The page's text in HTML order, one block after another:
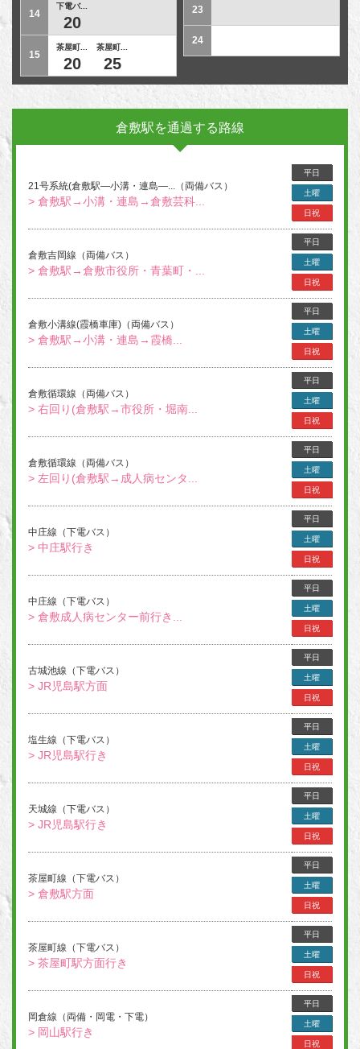
14
下電バ...
20
15
茶屋町...
20
茶屋町...
25
23
24
倉敷駅を通過する路線
21号系統(倉敷駅―小溝・連島―...（両備バス）
> 倉敷駅→小溝・連島→倉敷芸科...
平日
土曜
日祝
倉敷吉岡線（両備バス）
> 倉敷駅→倉敷市役所・青葉町・...
平日
土曜
日祝
倉敷小溝線(霞橋車庫)（両備バス）
> 倉敷駅→小溝・連島→霞橋...
平日
土曜
日祝
倉敷循環線（両備バス）
> 右回り(倉敷駅→市役所・堀南...
平日
土曜
日祝
倉敷循環線（両備バス）
> 左回り(倉敷駅→成人病センタ...
平日
土曜
日祝
中庄線（下電バス）
> 中庄駅行き
平日
土曜
日祝
中庄線（下電バス）
> 倉敷成人病センター前行き...
平日
土曜
日祝
古城池線（下電バス）
> JR児島駅方面
平日
土曜
日祝
塩生線（下電バス）
> JR児島駅行き
平日
土曜
日祝
天城線（下電バス）
> JR児島駅行き
平日
土曜
日祝
茶屋町線（下電バス）
> 倉敷駅方面
平日
土曜
日祝
茶屋町線（下電バス）
> 茶屋町駅方面行き
平日
土曜
日祝
岡倉線（両備・岡電・下電）
> 岡山駅行き
平日
土曜
日祝